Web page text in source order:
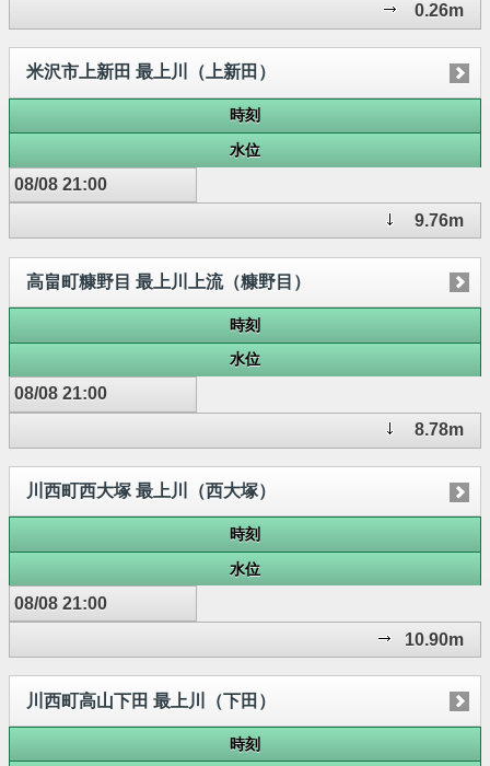
0.26m
米沢市上新田 最上川（上新田）
時刻
水位
08/08 21:00
9.76m
高畠町糠野目 最上川上流（糠野目）
時刻
水位
08/08 21:00
8.78m
川西町西大塚 最上川（西大塚）
時刻
水位
08/08 21:00
10.90m
川西町高山下田 最上川（下田）
時刻